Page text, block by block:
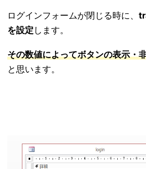
ログインフォームが閉じる時に、
を設定 します。
その数値によってボタンの表示・
と思います。